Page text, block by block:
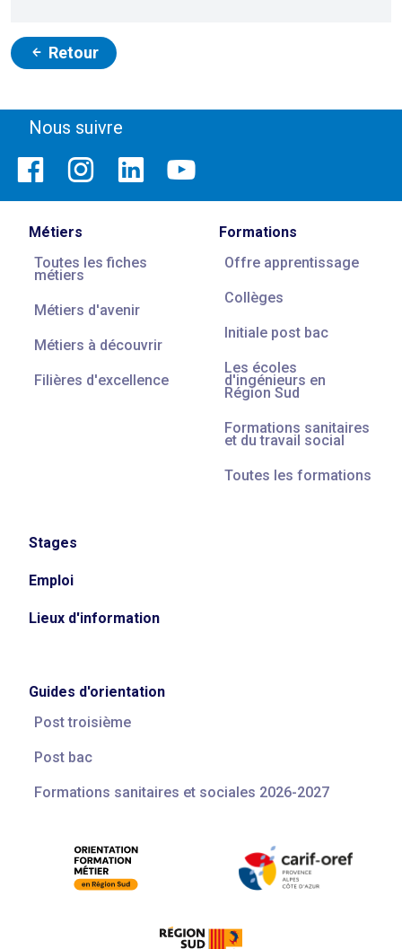
Retour
Nous suivre
Métiers
Toutes les fiches
métiers
Métiers d'avenir
Métiers à découvrir
Filières d'excellence
Formations
Offre apprentissage
Collèges
Initiale post bac
Les écoles
d'ingénieurs en
Région Sud
Formations sanitaires
et du travail social
Toutes les formations
Stages
Emploi
Lieux d'information
Guides d'orientation
Post troisième
Post bac
Formations sanitaires et sociales 2026-2027